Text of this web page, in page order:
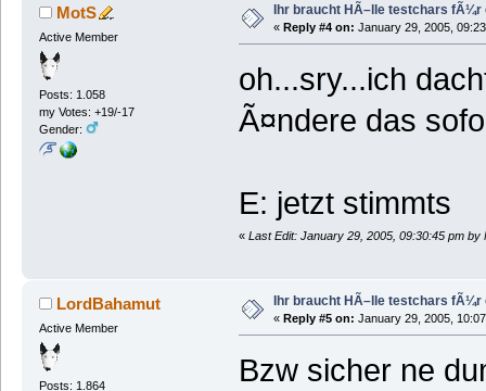
MotS
Active Member
Posts: 1.058
my Votes: +19/-17
Gender:
Ihr braucht HÃ–lle testchars fÃ¼r
« Reply #4 on: January 29, 2005,
oh...sry...ich
Ã¤ndere das
E: jetzt stimmts
« Last Edit: January 29, 2005, 09:30:45 pm by
LordBahamut
Active Member
Posts: 1.864
Ihr braucht HÃ–lle testchars fÃ¼r
« Reply #5 on: January 29, 2005,
Bzw sicher ne